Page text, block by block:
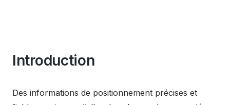
Introduction
Des informations de positionnement précises et